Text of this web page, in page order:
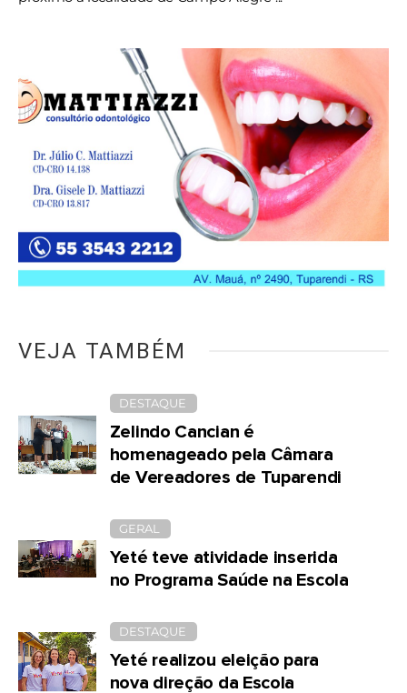
VEJA TAMBÉM
DESTAQUE
Zelindo Cancian é
homenageado pela Câmara
de Vereadores de Tuparendi
GERAL
Yeté teve atividade inserida
no Programa Saúde na Escola
DESTAQUE
Yeté realizou eleição para
nova direção da Escola